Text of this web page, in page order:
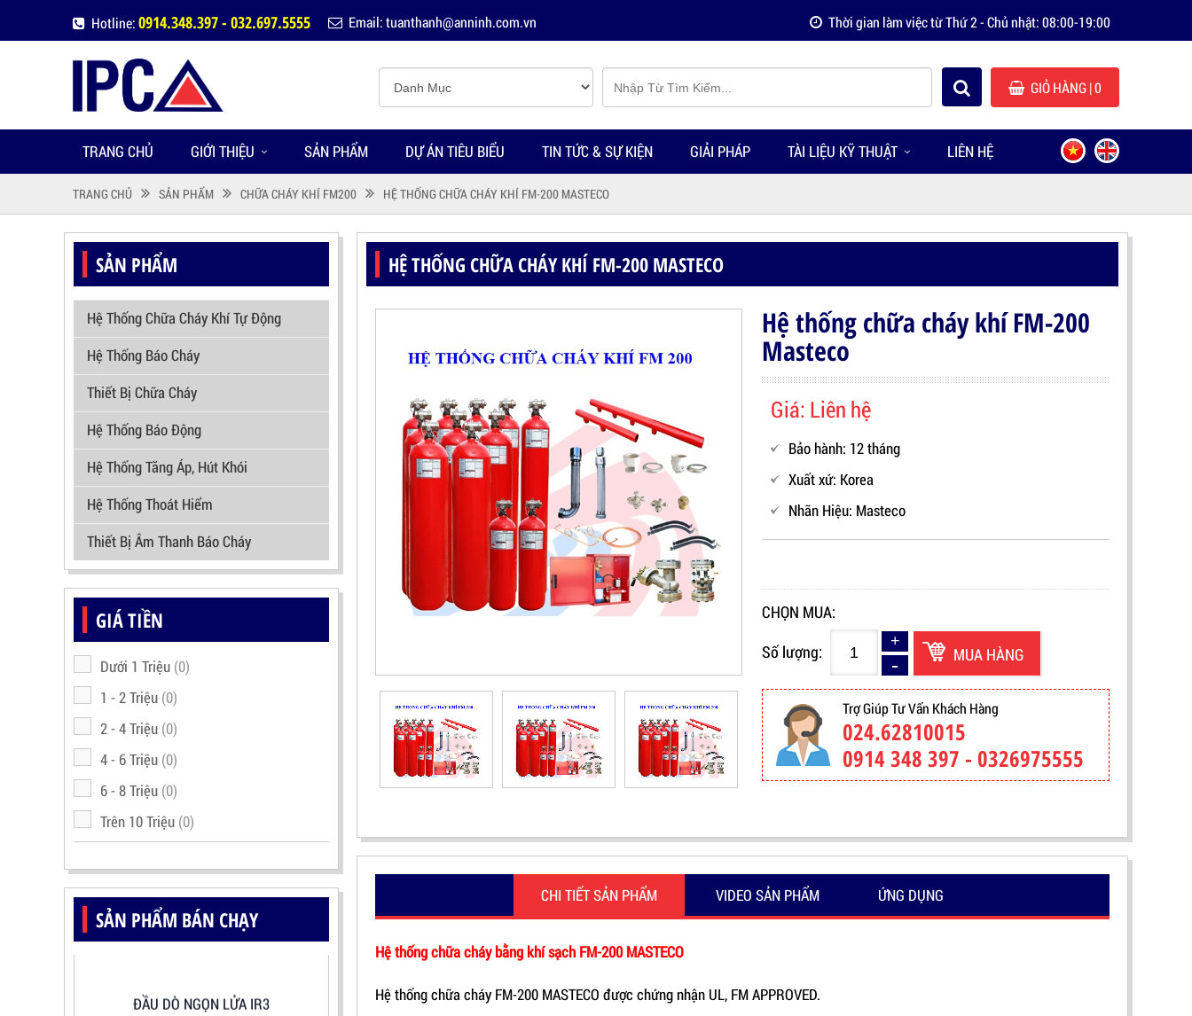
Hotline:0914.348.397 - 032.697.5555 Email: tuanthanh@anninh.com.vn Thời gian làm việc từ Thứ 2 - Chủ nhật: 08:00-19:00
GIỎ HÀNG| 0
TRANG CHỦ GIỚI THIỆU SẢN PHẨM DỰ ÁN TIÊU BIỂU TIN TỨC & SỰ KIỆN GIẢI PHÁP TÀI LIỆU KỸ THUẬT LIÊN HỆ
TRANG CHỦ SẢN PHẨM CHỮA CHÁY KHÍ FM200 HỆ THỐNG CHỮA CHÁY KHÍ FM-200 MASTECO
SẢN PHẨM
Hệ Thống Chữa Cháy Khí Tự Động
Hệ Thống Báo Cháy
Thiết Bị Chữa Cháy
Hệ Thống Báo Động
Hệ Thống Tăng Áp, Hút Khói
Hệ Thống Thoát Hiểm
Thiết Bị Âm Thanh Báo Cháy
GIÁ TIỀN
Dưới 1 Triệu (0)
1 - 2 Triệu (0)
2 - 4 Triệu (0)
4 - 6 Triệu (0)
6 - 8 Triệu (0)
Trên 10 Triệu (0)
SẢN PHẨM BÁN CHẠY
FLAME DETECTOR)
HỆ THỐNG CHỮA CHÁY KHÍ FM-200 MASTECO
Hệ thống chữa cháy khí FM-200
Masteco
Giá: Liên hệ
Bảo hành: 12 tháng
Xuất xứ: Korea
Nhãn Hiệu: Masteco
CHỌN MUA:
Số lượng:
MUA HÀNG
Trợ Giúp Tư Vấn Khách Hàng
024.62810015
0914 348 397 - 0326975555
CHI TIẾT SẢN PHẨM VIDEO SẢN PHẨM ỨNG DỤNG
Hệ thống chữa cháy bằng khí sạch FM-200 MASTECO
Hệ thống chữa cháy FM-200 MASTECO được chứng nhận UL, FM APPROVED.